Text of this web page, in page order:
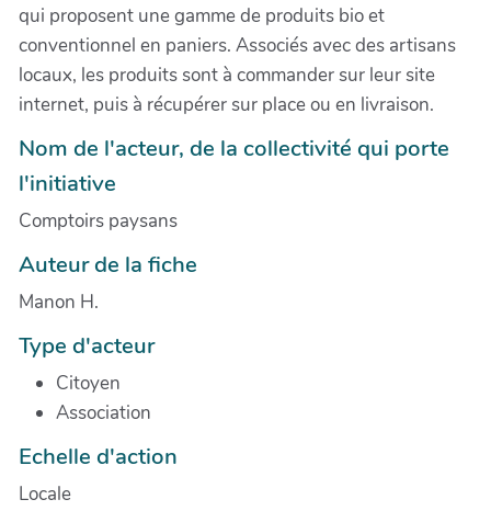
qui proposent une gamme de produits bio et
conventionnel en paniers. Associés avec des artisans
locaux, les produits sont à commander sur leur site
internet, puis à récupérer sur place ou en livraison.
Nom de l'acteur, de la collectivité qui porte
l'initiative
Comptoirs paysans
Auteur de la fiche
Manon H.
Type d'acteur
Citoyen
Association
Echelle d'action
Locale